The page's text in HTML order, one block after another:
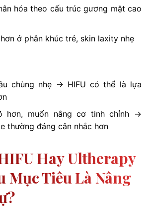
hóa theo cấu trúc gương mặt cao
ở phân khúc trẻ, skin laxity nhẹ
chùng nhẹ → HIFU có thể là lựa
hơn, muốn nâng cơ tinh chỉnh →
thường đáng cân nhắc hơn
Hay Ultherapy
Mục Tiêu Là Nâng